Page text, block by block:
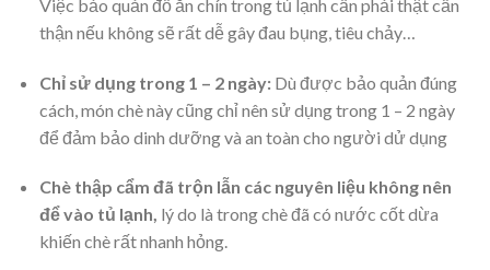
Việc bảo quản đồ ăn chín trong tủ lạnh cần phải thật cẩn
thận nếu không sẽ rất dễ gây đau bụng, tiêu chảy…
Chỉ sử dụng trong 1 – 2 ngày: Dù được bảo quản đúng
cách, món chè này cũng chỉ nên sử dụng trong 1 – 2 ngày
để đảm bảo dinh dưỡng và an toàn cho người dử dụng
Chè thập cẩm đã trộn lẫn các nguyên liệu không nên
để vào tủ lạnh, lý do là trong chè đã có nước cốt dừa
khiến chè rất nhanh hỏng.